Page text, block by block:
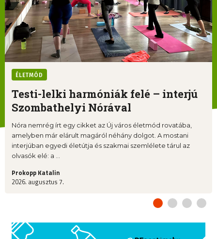
ÉLETMÓD
Testi-lelki harmóniák felé – interjú
Szombathelyi Nórával
Nóra nemrég írt egy cikket az Új város életmód rovatába,
amelyben már elárult magáról néhány dolgot. A mostani
interjúban egyedi életútja és szakmai szemlélete tárul az
olvasók elé: a ...
Prokopp Katalin
2026. augusztus 7.